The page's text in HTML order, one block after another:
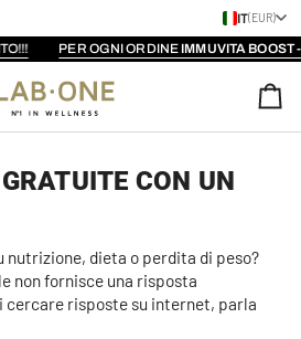
IT(EUR)
PER OGNI ORDINEIMMUVITA BOOST -
CON UN
nutrizione, dieta o perdita di peso?
non fornisce una risposta
cercare risposte su internet, parla